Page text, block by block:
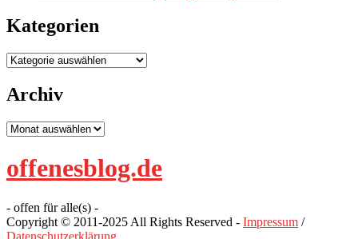
Kategorien
Kategorien
Archiv
Archiv
offenesblog.de
- offen für alle(s) -
Copyright © 2011-2025 All Rights Reserved - Impressum /
Datenschutzerklärung